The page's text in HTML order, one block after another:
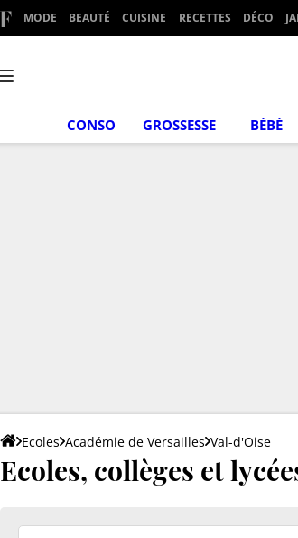
MODE BEAUTÉ CUISINE RECETTES DÉCO
CONSO GROSSESSE BÉBÉ
Ecoles Académie de Versailles Val-d'Oise
Ecoles, collèges et